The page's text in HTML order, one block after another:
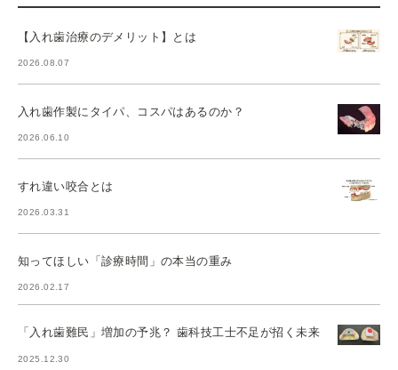
【入れ歯治療のデメリット】とは
2026.08.07
入れ歯作製にタイパ、コスパはあるのか？
2026.06.10
すれ違い咬合とは
2026.03.31
知ってほしい「診療時間」の本当の重み
2026.02.17
「入れ歯難民」増加の予兆？ 歯科技工士不足が招く未来
2025.12.30